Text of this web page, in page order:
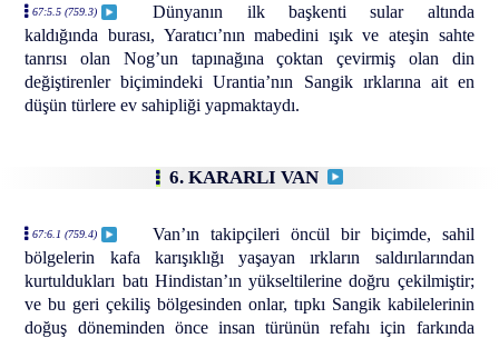
67:5.5 (759.3)
Dünyanın ilk başkenti sular altında
kaldığında burası, Yaratıcı’nın mabedini ışık ve ateşin sahte
tanrısı olan Nog’un tapınağına çoktan çevirmiş olan din
değiştirenler biçimindeki Urantia’nın Sangik ırklarına ait en
düşün türlere ev sahipliği yapmaktaydı.
6. KARARLI VAN
67:6.1 (759.4)
Van’ın takipçileri öncül bir biçimde, sahil
bölgelerin kafa karışıklığı yaşayan ırkların saldırılarından
kurtuldukları batı Hindistan’ın yükseltilerine doğru çekilmiştir;
ve bu geri çekiliş bölgesinden onlar, tıpkı Sangik kabilelerinin
doğuş döneminden önce insan türünün refahı için farkında